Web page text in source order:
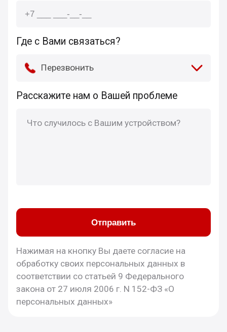
Где с Вами связаться?
Перезвонить
Расскажите нам о Вашей проблеме
Отправить
Нажимая на кнопку Вы даете согласие на
обработку своих персональных данных в
соответствии со статьей 9 Федерального
закона от 27 июля 2006 г. N 152-ФЗ «О
персональных данных»